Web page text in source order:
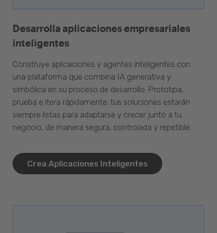
Desarrolla aplicaciones empresariales
inteligentes
Construye aplicaciones y agentes inteligentes con
una plataforma que combina IA generativa y
simbólica en su proceso de desarrollo. Prototipa,
prueba e itera rápidamente: tus soluciones estarán
siempre listas para adaptarse y crecer junto a tu
negocio, de manera segura, controlada y repetible.
Crea Aplicaciones Inteligentes